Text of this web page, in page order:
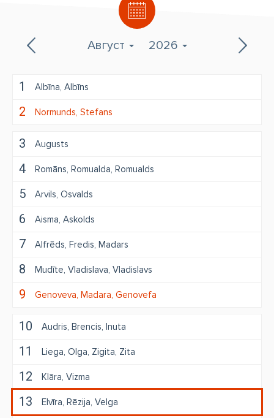
Август 2026
1 Albīna Albīns
2 Normunds Stefans
3 Augusts
4 Romāns Romualda Romualds
5 Arvils Osvalds
6 Aisma Askolds
7 Alfrēds Fredis Madars
8 Mudīte Vladislava Vladislavs
9 Genoveva Madara Genovefa
10 Audris Brencis Inuta
11 Liega Olga Zigita Zita
12 Klāra Vizma
13 Elvīra Rēzija Velga